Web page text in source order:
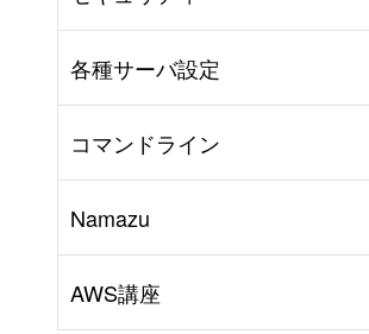
#BIND #Other
各種サーバ設定
コマンドライン
Namazu
AWS講座